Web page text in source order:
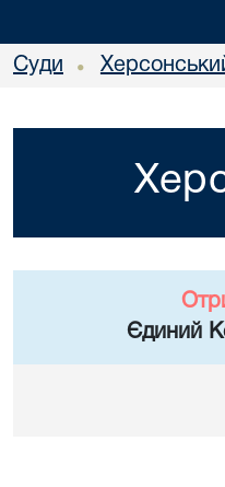
Суди •
Єдиний